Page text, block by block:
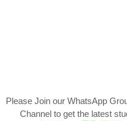
Please Join our WhatsApp
Channel to get the latest